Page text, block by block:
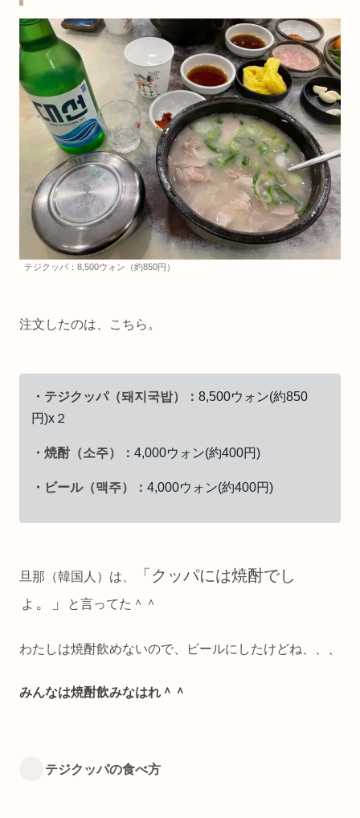
テジクッパ：8,500ウォン（約850円）
注文したのは、こちら。
・テジクッパ（돼지국밥）： 8,500ウォン(約850
円)x２
・焼酎（소주）： 4,000ウォン(約400円)
・ビール（맥주）： 4,000ウォン(約400円)
旦那（韓国人）は、
「クッパには焼酎でし
ょ。」
と言ってた＾＾
わたしは焼酎飲めないので、ビールにしたけどね、、、
みんなは焼酎飲みなはれ＾＾
テジクッパの食べ方